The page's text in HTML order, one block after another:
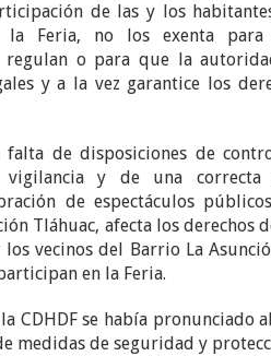
de las y los
la Feria, no los exenta
o para que la
y a la vez garantice los
de disposiciones de
vigilancia y de una
de espectáculos
Tláhuac, afecta los derechos
vecinos del Barrio La
en la Feria.
CDHDF se había pronunciado
medidas de seguridad y